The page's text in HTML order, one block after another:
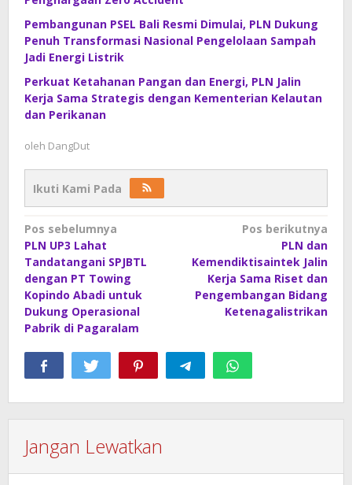
Pembangunan PSEL Bali Resmi Dimulai, PLN Dukung
Penuh Transformasi Nasional Pengelolaan Sampah
Jadi Energi Listrik
Perkuat Ketahanan Pangan dan Energi, PLN Jalin
Kerja Sama Strategis dengan Kementerian Kelautan
dan Perikanan
oleh DangDut
Ikuti Kami Pada
Navigasi
pos
Pos sebelumnya
PLN UP3 Lahat
Tandatangani SPJBTL
dengan PT Towing
Kopindo Abadi untuk
Dukung Operasional
Pabrik di Pagaralam
Pos berikutnya
PLN dan
Kemendiktisaintek Jalin
Kerja Sama Riset dan
Pengembangan Bidang
Ketenagalistrikan
Jangan Lewatkan